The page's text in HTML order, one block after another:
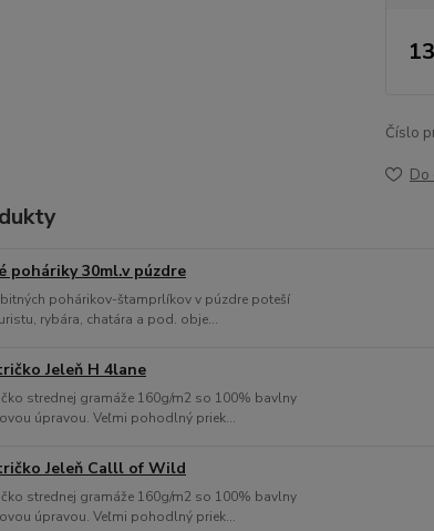
Číslo
Do
poháriky 30ml.v púzdre
pohárikov-štamprlíkov v púzdre poteší
rybára, chatára a pod. obje...
Jeleň H 4lane
strednej gramáže 160g/m2 so 100% bavlny
úpravou. Veľmi pohodlný priek...
Jeleň Calll of Wild
strednej gramáže 160g/m2 so 100% bavlny
úpravou. Veľmi pohodlný priek...